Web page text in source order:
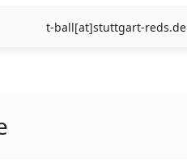
t-ball[at]stuttgart-reds.de